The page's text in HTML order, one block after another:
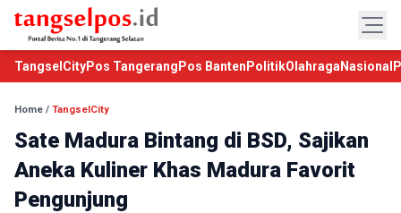
TangselCityPos Tangerang Pos Banten PolitikOlahraga Nasional
Home / TangselCity
Sate Madura Bintang di BSD, Sajikan
Aneka Kuliner Khas Madura Favorit
Pengunjung